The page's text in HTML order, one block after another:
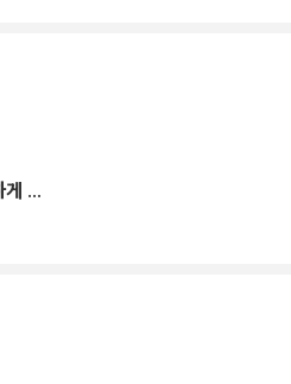
장애인의 일상에 주목한다. 가장
장애인 가족에게 필요한 것은 무
장애인 동료와 함께 일하며 가져
할 수 있는 서비스는 어떤 것이 있
책이다.
게